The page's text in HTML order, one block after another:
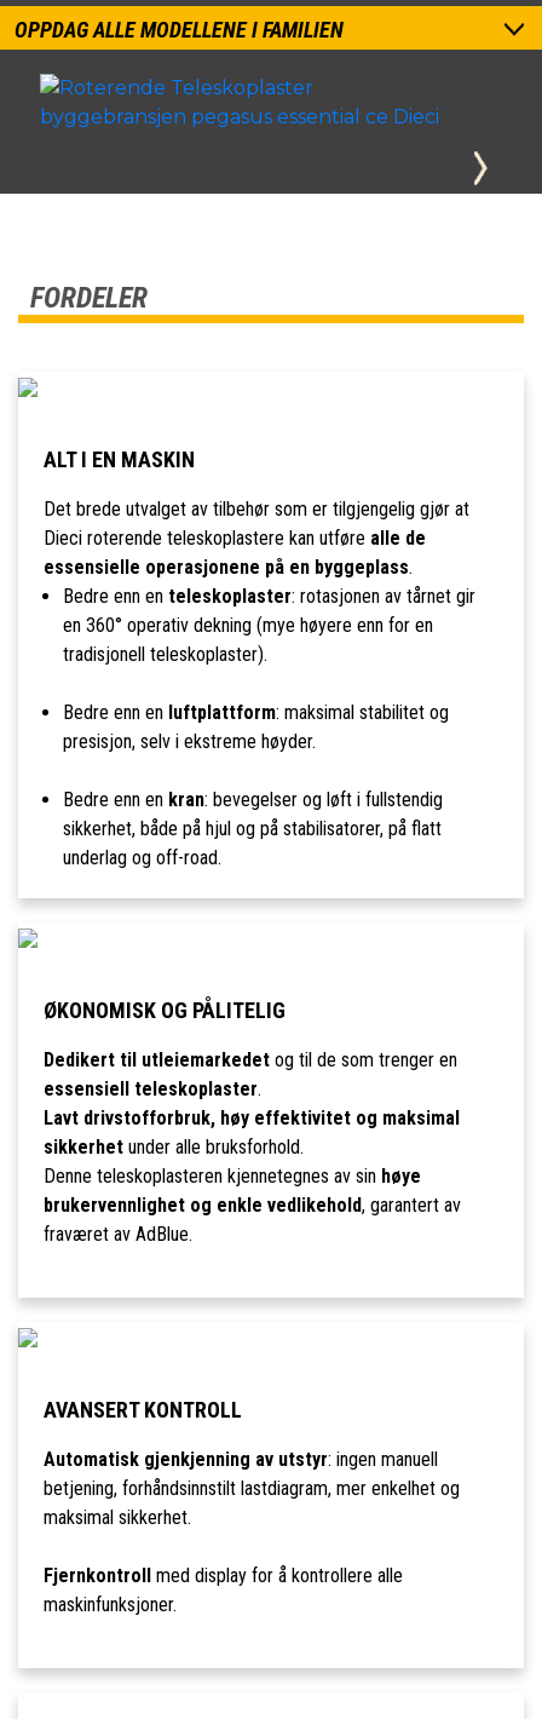
OPPDAG ALLE MODELLENE I FAMILIEN
FORDELER
ALT I EN MASKIN
Det brede utvalget av tilbehør som er tilgjengelig gjør at
Dieci roterende teleskoplastere kan utføre alle de
essensielle operasjonene på en byggeplass.
Bedre enn en teleskoplaster: rotasjonen av tårnet gir
en 360° operativ dekning (mye høyere enn for en
tradisjonell teleskoplaster).
Bedre enn en luftplattform: maksimal stabilitet og
presisjon, selv i ekstreme høyder.
Bedre enn en kran: bevegelser og løft i fullstendig
sikkerhet, både på hjul og på stabilisatorer, på flatt
underlag og off-road.
ØKONOMISK OG PÅLITELIG
Dedikert til utleiemarkedetog til de som trenger en
essensiell teleskoplaster.
Lavt drivstofforbruk, høy effektivitet og maksimal
sikkerhetunder alle bruksforhold.
Denne teleskoplasteren kjennetegnes av sin høye
brukervennlighet og enkle vedlikehold, garantert av
fraværet av AdBlue.
AVANSERT KONTROLL
Automatisk gjenkjenning av utstyr: ingen manuell
betjening, forhåndsinnstilt lastdiagram, mer enkelhet og
maksimal sikkerhet.
Fjernkontroll
med display for å kontrollere alle
maskinfunksjoner.